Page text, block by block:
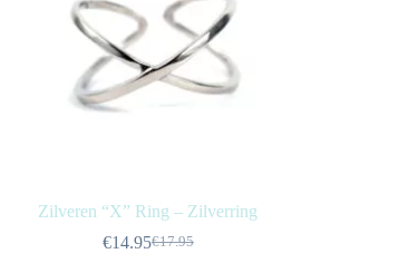
Zilveren “X” Ring – Zilverring
€17.95
Oorspronkelijke
€14.95Huidige